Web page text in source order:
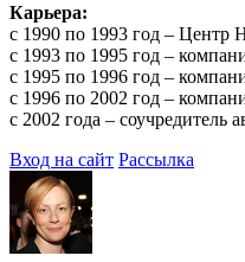
Карьера:
с 1990 по 1993 год –
с 1993 по 1995 год –
с 1995 по 1996 год –
с 1996 по 2002 год –
с 2002 года – соучредитель
Вход на сайт Рассылка